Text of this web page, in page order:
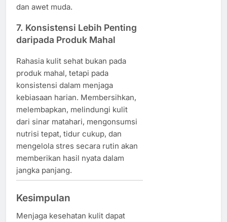
dan awet muda.
7. Konsistensi Lebih Penting
daripada Produk Mahal
Rahasia kulit sehat bukan pada
produk mahal, tetapi pada
konsistensi dalam menjaga
kebiasaan harian. Membersihkan,
melembapkan, melindungi kulit
dari sinar matahari, mengonsumsi
nutrisi tepat, tidur cukup, dan
mengelola stres secara rutin akan
memberikan hasil nyata dalam
jangka panjang.
Kesimpulan
Menjaga kesehatan kulit dapat